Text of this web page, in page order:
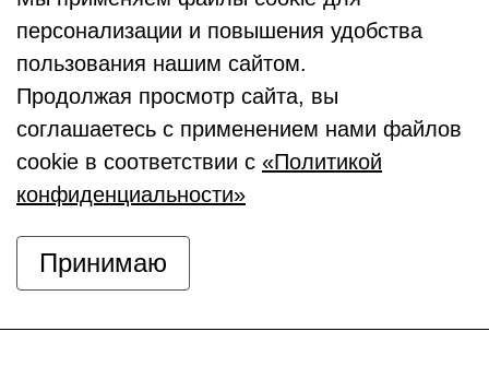
персонализации и повышения удобства
пользования нашим сайтом.
Продолжая просмотр сайта, вы
соглашаетесь с применением нами файлов
cookie в соответствии с «Политикой
конфиденциальности»
Принимаю